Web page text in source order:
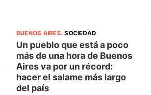
BUENOS AIRES.SOCIEDAD
Un pueblo que está a poco
más de una hora de Buenos
Aires va por un récord:
hacer el salame más largo
del país